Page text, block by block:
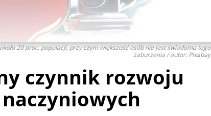
20 proc. populacji, przy czym większość osób nie jest świadoma tego
zaburzenia / autor: Pixabay
czynnik rozwoju